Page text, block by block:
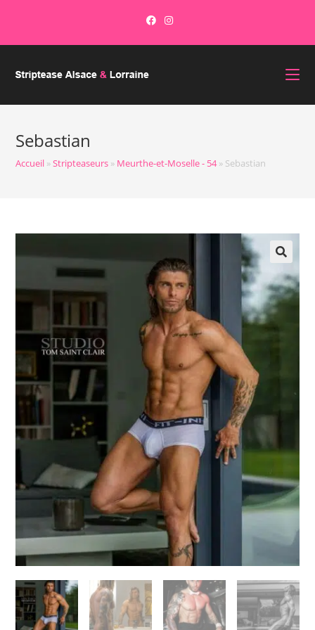
Sebastian
Accueil »Stripteaseurs » Meurthe-et-Moselle - 54» Sebastian
🔍